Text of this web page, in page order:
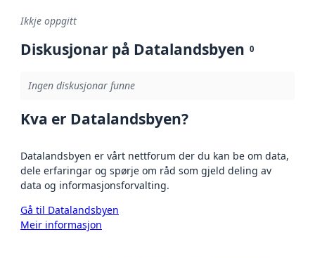
Ikkje oppgitt
Diskusjonar på Datalandsbyen 0
Ingen diskusjonar funne
Kva er Datalandsbyen?
Datalandsbyen er vårt nettforum der du kan be om data,
dele erfaringar og spørje om råd som gjeld deling av
data og informasjonsforvalting.
Gå til Datalandsbyen
Meir informasjon